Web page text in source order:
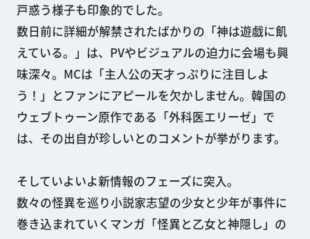
戸惑う様子も印象的でした。
数日前に詳細が解禁されたばかりの「神は遊戯に飢
えている。」は、PVやビジュアルの迫力に会場も興
味深々。MCは「主人公の天才っぷりに注目しよ
う！」とファンにアピールを欠かしません。韓国の
ウェブトゥーン原作である「外科医エリーゼ」で
は、その出自が珍しいとのコメントが挙がります。
そしていよいよ新情報のフェーズに突入。
数々の怪異を巡り小説家志望の少女と少年が事件に
巻き込まれていくマンガ「怪異と乙女と神隠し」の